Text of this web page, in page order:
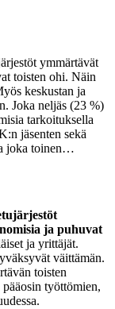
ymmärtävät
toisten ohi. Näin
keskustan ja
Joka neljäs (23 %)
tarkoituksella
jäsenten sekä
joka toinen…
ja puhuvat
ja yrittäjät.
väittämän.
toisten
työttömien,